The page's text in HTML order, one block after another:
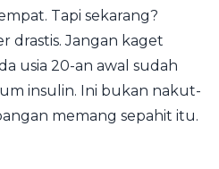
Tapi sekarang?
drastis. Jangan kaget
usia 20-an awal sudah
insulin. Ini bukan nakut-
memang sepahit itu.